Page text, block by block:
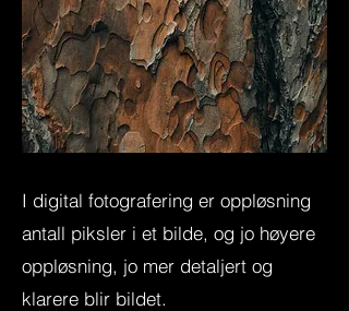
I digital fotografering er oppløsning
antall piksler i et bilde, og jo høyere
oppløsning, jo mer detaljert og
klarere blir bildet.